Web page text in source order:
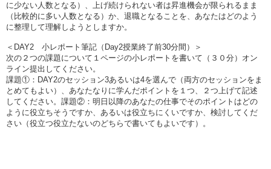
に少ない人数となる）、上げ続けられない者は昇進機会が限られるまま
（比較的に多い人数となる）か、退職となることを、あなたはどのよう
に整理して理解しようとしますか。
＜DAY2 小レポート筆記（Day2授業終了前30分間）＞
次の２つの課題について１ページの小レポートを書いて（３０分）オン
ライン提出してください。
課題①：DAY2のセッション3あるいは4を選んで（両方のセッションをま
とめてもよい）、あなたなりに学んだポイントを１つ、２つ上げて記述
してください。課題②：明日以降のあなたの仕事でそのポイントはどの
ように役立ちそうですか、あるいは役立ちにくいですか、検討してくだ
さい（役立つ役立たないのどちらで書いてもよいです）。